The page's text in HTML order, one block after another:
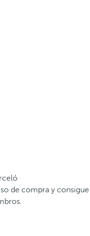
de compra y consigue